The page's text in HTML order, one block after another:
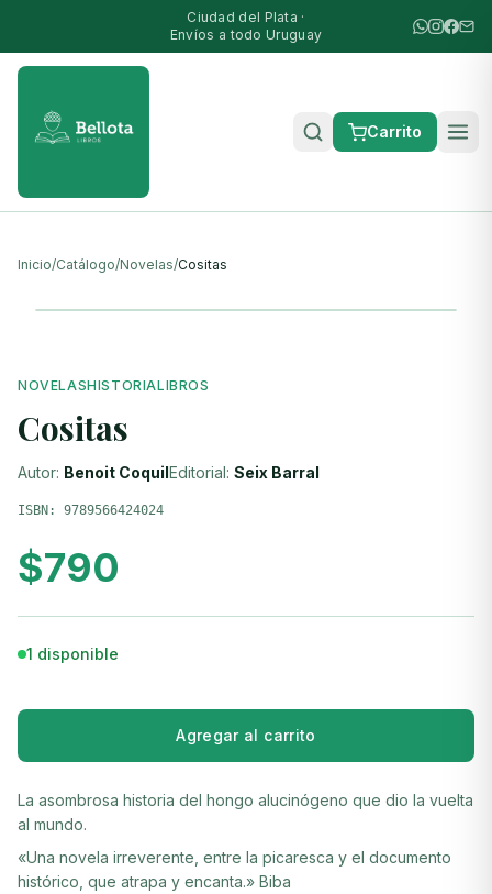
Ciudad del Plata ·
Envíos a todo Uruguay
Carrito
Inicio/Catálogo/Novelas/Cositas
NOVELASHISTORIALIBROS
Cositas
Autor: Benoit CoquilEditorial: Seix Barral
ISBN: 9789566424024
$790
1 disponible
Agregar al carrito
La asombrosa historia del hongo alucinógeno que dio la vuelta
al mundo.
«Una novela irreverente, entre la picaresca y el documento
histórico, que atrapa y encanta.» Biba